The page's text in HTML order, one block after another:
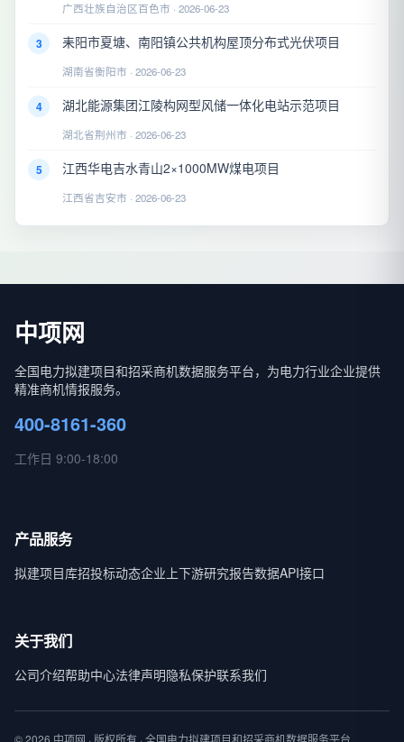
广西壮族自治区百色市 · 2026-06-23
3 耒阳市夏塘、南阳镇公共机构屋顶分布式光伏项目
湖南省衡阳市 · 2026-06-23
4 湖北能源集团江陵构网型风储一体化电站示范项目
湖北省荆州市 · 2026-06-23
5 江西华电吉水青山2×1000MW煤电项目
江西省吉安市 · 2026-06-23
中项网
全国电力拟建项目和招采商机数据服务平台，为电力行业企业提供
精准商机情报服务。
400-8161-360
工作日 9:00-18:00
产品服务
拟建项目库招投标动态企业上下游研究报告数据API接口
关于我们
公司介绍帮助中心法律声明隐私保护联系我们
© 2026 中项网 · 版权所有 · 全国电力拟建项目和招采商机数据服务平台